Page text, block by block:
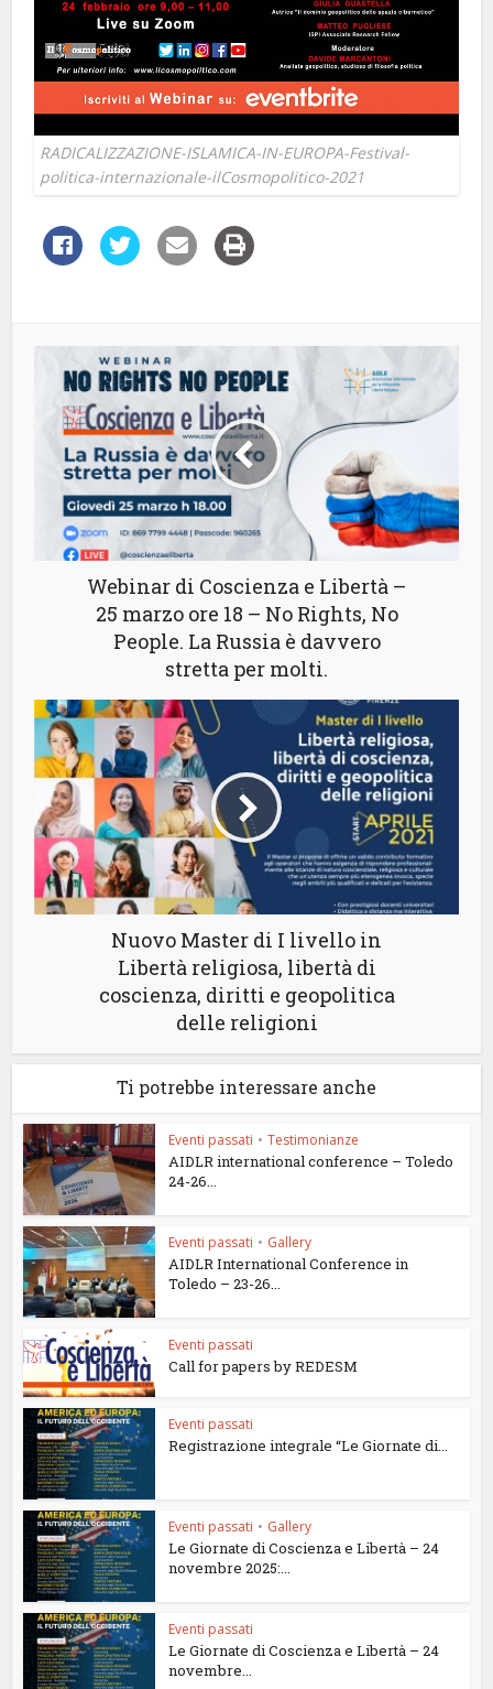
RADICALIZZAZIONE-ISLAMICA-IN-EUROPA-Festival-
politica-internazionale-ilCosmopolitico-2021
Webinar di Coscienza e Libertà –
25 marzo ore 18 – No Rights, No
People. La Russia è davvero
stretta per molti.
Nuovo Master di I livello in
Libertà religiosa, libertà di
coscienza, diritti e geopolitica
delle religioni
Ti potrebbe interessare anche
Eventi passati • Testimonianze
AIDLR international conference – Toledo
24-26...
Eventi passati • Gallery
AIDLR International Conference in
Toledo – 23-26...
Eventi passati
Call for papers by REDESM
Eventi passati
Registrazione integrale “Le Giornate di...
Eventi passati • Gallery
Le Giornate di Coscienza e Libertà – 24
novembre 2025:...
Eventi passati
Le Giornate di Coscienza e Libertà – 24
novembre...